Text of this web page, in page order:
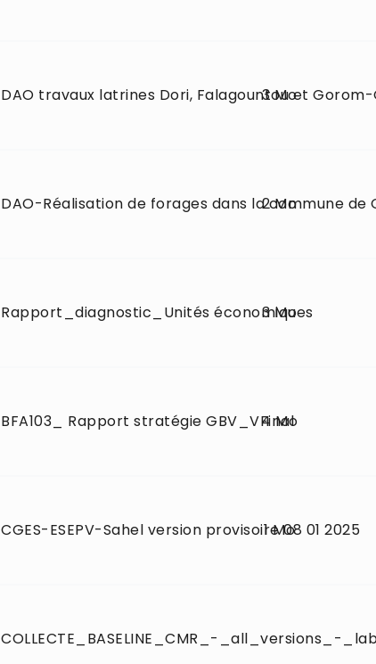
DAO travaux latrines Dori, Falagountou et
3 Mo
DAO-Réalisation de forages dans la commune
2 Mo
Rapport_diagnostic_Unités économiques
3 Mo
BFA103_ Rapport stratégie GBV_VFinal
4 Mo
CGES-ESEPV-Sahel version provisoire 08 01 2025
1 Mo
COLLECTE_BASELINE_CMR_-_all_versions_-